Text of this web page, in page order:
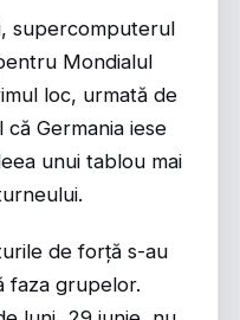
supercomputerul
Mondialul
loc, urmată de
Germania iese
unui tablou mai
de forță s-au
faza grupelor.